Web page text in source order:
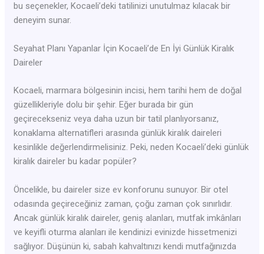
bu seçenekler, Kocaeli’deki tatilinizi unutulmaz kılacak bir
deneyim sunar.
Seyahat Planı Yapanlar İçin Kocaeli’de En İyi Günlük Kiralık
Daireler
Kocaeli, marmara bölgesinin incisi, hem tarihi hem de doğal
güzellikleriyle dolu bir şehir. Eğer burada bir gün
geçirecekseniz veya daha uzun bir tatil planlıyorsanız,
konaklama alternatifleri arasında günlük kiralık daireleri
kesinlikle değerlendirmelisiniz. Peki, neden Kocaeli’deki günlük
kiralık daireler bu kadar popüler?
Öncelikle, bu daireler size ev konforunu sunuyor. Bir otel
odasında geçireceğiniz zaman, çoğu zaman çok sınırlıdır.
Ancak günlük kiralık daireler, geniş alanları, mutfak imkânları
ve keyifli oturma alanları ile kendinizi evinizde hissetmenizi
sağlıyor. Düşünün ki, sabah kahvaltınızı kendi mutfağınızda